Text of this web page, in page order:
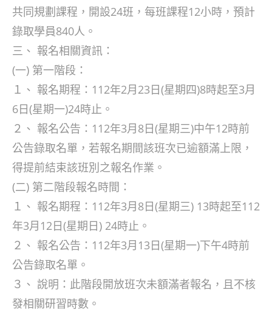
共同規劃課程，開設24班，每班課程12小時，預計
錄取學員840人。
三、 報名相關資訊：
(一) 第一階段：
１、 報名期程：112年2月23日(星期四)8時起至3月
6日(星期一)24時止。
２、 報名公告：112年3月8日(星期三)中午12時前
公告錄取名單，若報名期間該班次已逾額滿上限，
得提前結束該班別之報名作業。
(二) 第二階段報名時間：
１、 報名期程：112年3月8日(星期三) 13時起至112
年3月12日(星期日) 24時止。
２、 報名公告：112年3月13日(星期一)下午4時前
公告錄取名單。
３、 說明：此階段開放班次未額滿者報名，且不核
發相關研習時數。